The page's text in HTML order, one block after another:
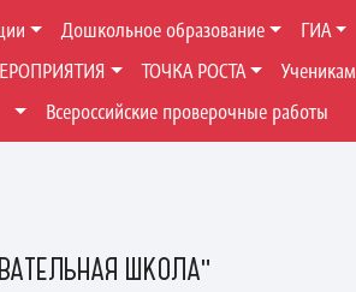
ШКОЛА"
Дошкольное образование
ГИА
ТОЧКА РОСТА Ученикам
Всероссийские проверочные работы